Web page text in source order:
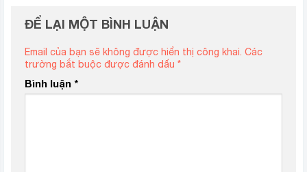
ĐỂ LẠI MỘT BÌNH LUẬN
Email của bạn sẽ không được hiển thị công khai. Các
trường bắt buộc được đánh dấu *
Bình luận *